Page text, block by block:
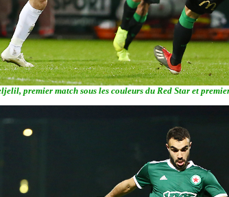
premier match sous les couleurs du Red Star et